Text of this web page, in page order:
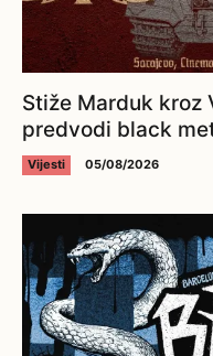
Stiže Marduk kroz
predvodi black
Vijesti 05/08/2026